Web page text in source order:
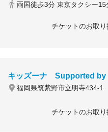
両国徒歩3分 東京タクシー15
チケットのお取
キッズーナ Supported
福岡県筑紫野市立明寺434-1
チケットのお取